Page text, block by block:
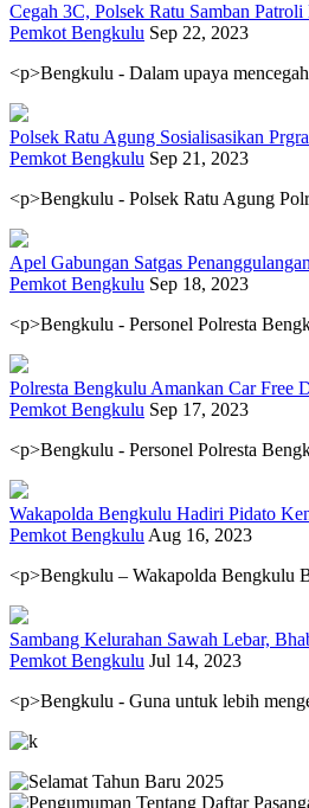
Cegah 3C, Polsek Ratu Samban
Pemkot Bengkulu Sep 22, 2023
<p>Bengkulu - Dalam upaya
Polsek Ratu Agung Sosialisasikan
Pemkot Bengkulu Sep 21, 2023
<p>Bengkulu - Polsek Ratu Agung
Apel Gabungan Satgas
Pemkot Bengkulu Sep 18, 2023
<p>Bengkulu - Personel Polresta
Polresta Bengkulu Amankan Car
Pemkot Bengkulu Sep 17, 2023
<p>Bengkulu - Personel Polresta
Wakapolda Bengkulu Hadiri Pidato
Pemkot Bengkulu Aug 16, 2023
<p>Bengkulu – Wakapolda Bengkulu
Sambang Kelurahan Sawah Lebar,
Pemkot Bengkulu Jul 14, 2023
<p>Bengkulu - Guna untuk lebih